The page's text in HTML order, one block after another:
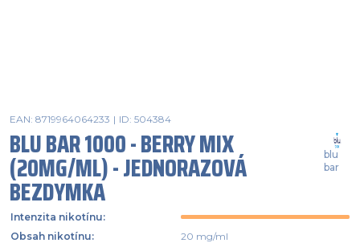
EAN: 8719964064233 | ID: 504384
BLU BAR 1000 - BERRY MIX
(20MG/ML) - JEDNORAZOVÁ
BEZDYMKA
blu
bar
Intenzita nikotínu:
Obsah nikotínu: 20 mg/ml